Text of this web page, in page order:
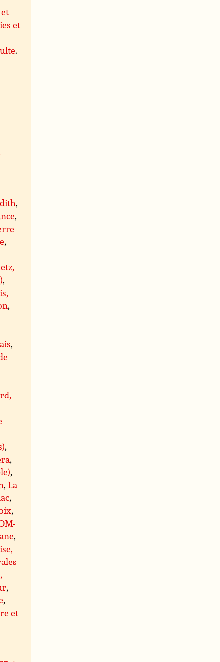
et
et
.
,
,
,
,
,
,
,
,
,
,La
,
,
,
,
,
et